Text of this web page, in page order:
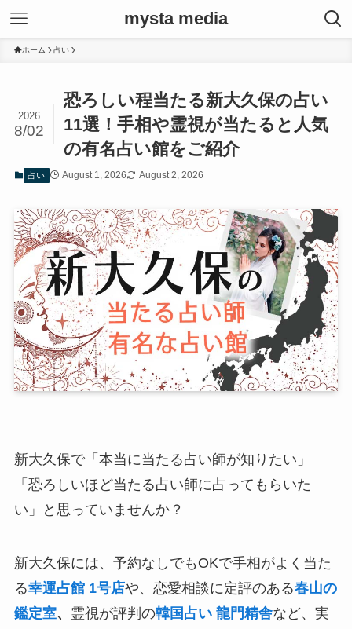
mysta media
ホーム 占い
恐ろしい程当たる新大久保の占い
11選！手相や霊視が当たると人気
の有名占い館をご紹介
2026
8/02
占い August 1, 2026 August 2, 2026
新大久保で「本当に当たる占い師が知りたい」
「恐ろしいほど当たる占い師に占ってもらいた
い」と思っていませんか？
新大久保には、予約なしでもOKで手相がよく当た
る幸運占館 1号店や、恋愛相談に定評のある春山の
鑑定室、 霊視が評判の韓国占い 龍門精舎など、実